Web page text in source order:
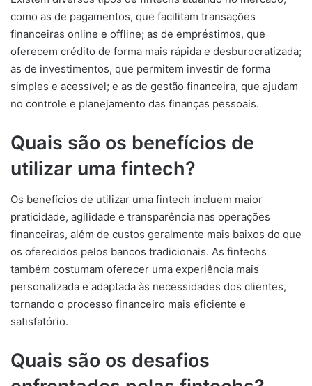
como as de pagamentos, que facilitam transações
financeiras online e offline; as de empréstimos, que
oferecem crédito de forma mais rápida e desburocratizada;
as de investimentos, que permitem investir de forma
simples e acessível; e as de gestão financeira, que ajudam
no controle e planejamento das finanças pessoais.
Quais são os benefícios de
utilizar uma fintech?
Os benefícios de utilizar uma fintech incluem maior
praticidade, agilidade e transparência nas operações
financeiras, além de custos geralmente mais baixos do que
os oferecidos pelos bancos tradicionais. As fintechs
também costumam oferecer uma experiência mais
personalizada e adaptada às necessidades dos clientes,
tornando o processo financeiro mais eficiente e
satisfatório.
Quais são os desafios